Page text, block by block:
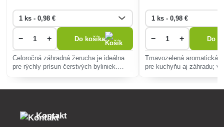
− + Do košíka
Celoročná záhradná žerucha je ideálna
pre rýchly prísun čerstvých byliniek.
− + Do
Tmavozelená aromatická
pre kuchyňu aj záhradu;
Kontakt